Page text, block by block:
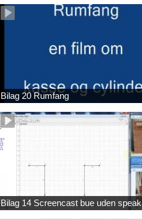
Bilag 20 Rumfang
Bilag 14 Screencast bue uden speak